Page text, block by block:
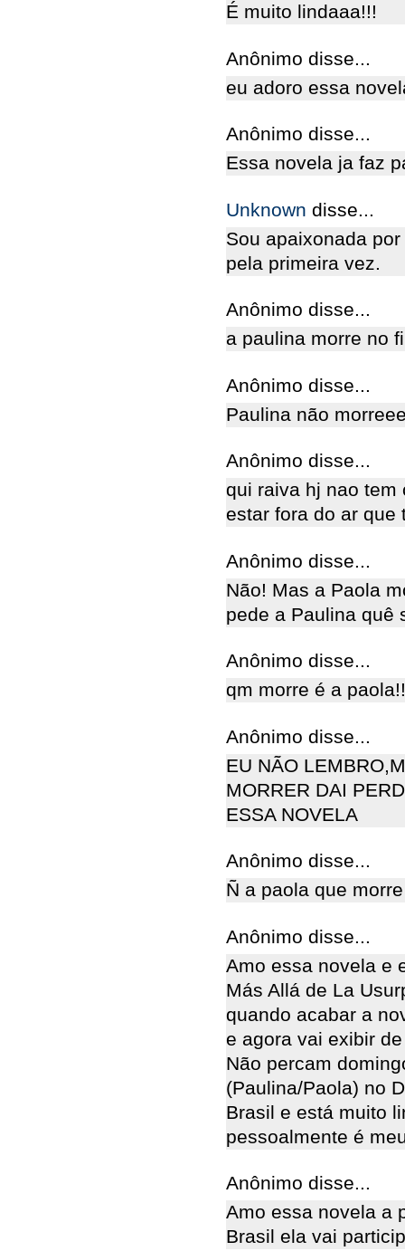
É muito lindaaa!!!
Anônimo disse...
eu adoro essa
Anônimo disse...
Essa novela ja faz
Unknown disse...
Sou apaixonada
pela primeira vez.
Anônimo disse...
a paulina morre no
Anônimo disse...
Paulina não
Anônimo disse...
qui raiva hj nao tem
estar fora do ar que
Anônimo disse...
Não! Mas a Paola
pede a Paulina quê
Anônimo disse...
qm morre é a
Anônimo disse...
EU NÃO
MORRER DAI
ESSA NOVELA
Anônimo disse...
Ñ a paola que
Anônimo disse...
Amo essa novela e
Más Allá de La
quando acabar a
e agora vai exibir
Não percam
(Paulina/Paola) no
Brasil e está muito
pessoalmente é
Anônimo disse...
Amo essa novela a
Brasil ela vai